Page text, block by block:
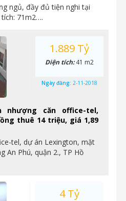
ngủ, đầy đủ tiện nghi tại
71m2….
nhượng căn office-tel,
thuê 14 triệu, giá 1,89
tel, dự án Lexington, mặt
An Phú, quận 2., TP Hồ
1.889 Tỷ
Diện tích:41 m2
Ngày đăng: 2-11-2018
4 Tỷ